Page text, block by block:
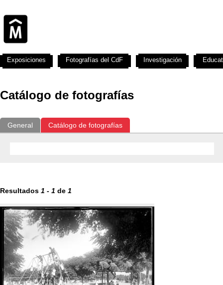
Catálogo de fotografías
General Catálogo de fotografías
Resultados 1 - 1 de 1
Exposiciones Fotografías del CdF Investigación